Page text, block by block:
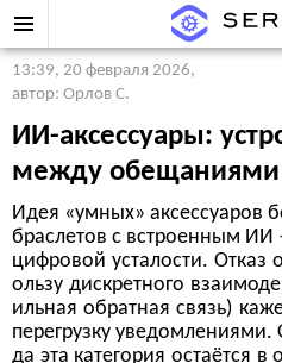
13:39, 20 февраля 2026,
автор: Орлов С.
ИИ-аксессуары:
между обещаниями
Идея «умных» аксессуаров
браслетов с встроенным ИИ
цифровой усталости. Отказ
ользу дискретного
ильная обратная связь)
перегрузку
да эта категория остаётся